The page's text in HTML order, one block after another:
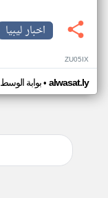
اخبار ليبيا
ZU05IX
بوابة الوسط• alwasat.ly